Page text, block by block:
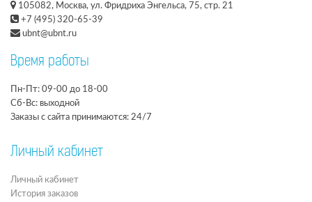
105082, Москва, ул. Фридриха Энгельса, 75, стр. 21
+7 (495) 320-65-39
ubnt@ubnt.ru
Время работы
Пн-Пт: 09-00 до 18-00
Сб-Вс: выходной
Заказы с сайта принимаются: 24/7
Личный кабинет
Личный кабинет
История заказов